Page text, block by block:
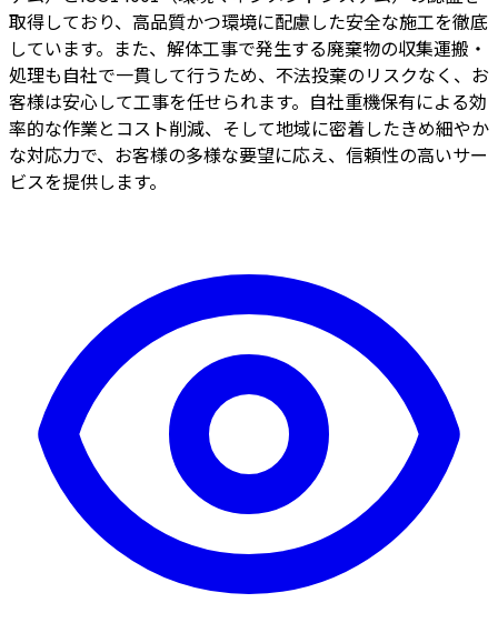
取得しており、高品質かつ環境に配慮した安全な施工を徹底
しています。また、解体工事で発生する廃棄物の収集運搬・
処理も自社で一貫して行うため、不法投棄のリスクなく、お
客様は安心して工事を任せられます。自社重機保有による効
率的な作業とコスト削減、そして地域に密着したきめ細やか
な対応力で、お客様の多様な要望に応え、信頼性の高いサー
ビスを提供します。